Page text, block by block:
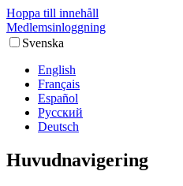
Hoppa till innehåll
Medlems­inloggning
Svenska
English
Français
Español
Русский
Deutsch
Huvudnavigering